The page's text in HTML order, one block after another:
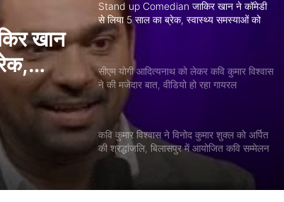
खान
कारण
कवि
सीएम योगी आदित्यनाथ को लेकर कवि कुमार विश्वास
ने की मजेदार बात, वीडियो हो रहा गायरल
कवि कुमार विश्वास ने विनोद कुमार शुक्ल को अर्पित
की श्रद्धांजलि, बिलासपुर में आयोजित कवि सम्मेलन
हुआ स्थगित
लेह (लद्दाख) के पूर्व सांसद जामयांग सेरिंग नामग्याल
आज छत्तीसगढ़ दौरे पर, भाजपा प्रदेश मुख्यालय
कुशाभाऊ ठाकरे परिसर में बैठक लेंगे